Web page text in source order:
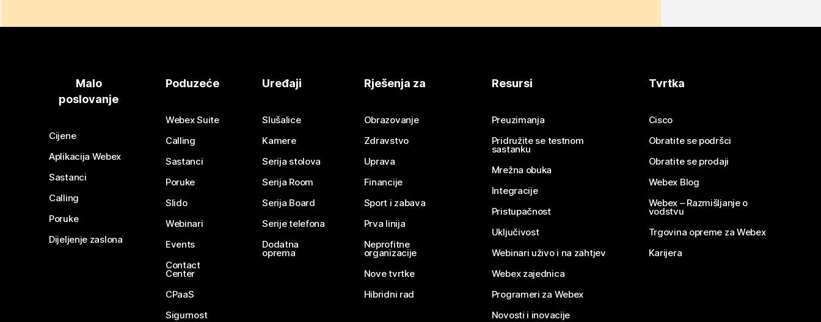
Malo
poslovanje
Cijene
Aplikacija Webex
Sastanci
Calling
Poruke
Dijeljenje zaslona
Poduzeće
Webex Suite
Calling
Sastanci
Poruke
Slido
Webinari
Events
Contact
Center
CPaaS
Sigurnost
Uređaji
Slušalice
Kamere
Serija stolova
Serija Room
Serija Board
Serije telefona
Dodatna
oprema
Rješenja za
Obrazovanje
Zdravstvo
Uprava
Financije
Sport i zabava
Prva linija
Neprofitne
organizacije
Nove tvrtke
Hibridni rad
Resursi
Preuzimanja
Pridružite se testnom
sastanku
Mrežna obuka
Integracije
Pristupačnost
Uključivost
Webinari uživo i na zahtjev
Webex zajednica
Programeri za Webex
Novosti i inovacije
Tvrtka
Cisco
Obratite se podršci
Obratite se prodaji
Webex Blog
Webex – Razmišljanje o
vodstvu
Trgovina opreme za Webex
Karijera